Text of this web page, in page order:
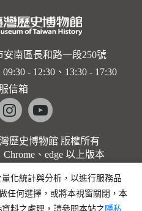
安南區長和路一段250號
- 12:30、13:30 - 17:30
信箱
instagramyoutube
歷史博物館 版權所有
、edge 以上版本
化統計與分析，以進行服務品
任何選擇，或將本視窗關閉，本
料之處理，請參閱本站之 隱私